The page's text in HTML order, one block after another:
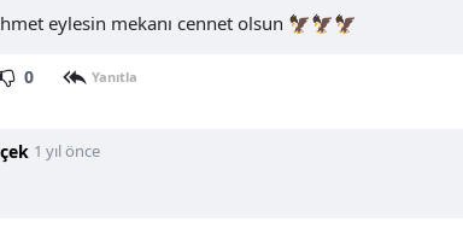
eylesin mekanı cennet olsun 🦅🦅🦅
0 Yanıtla
1 yıl önce